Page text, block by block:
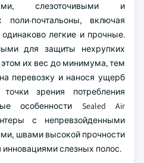
слезоточивыми и
почтальоны, включая
легкие и прочные.
для защиты нехрупких
их вес до минимума, тем
перевозку и нанося ущерб
зрения потребления
особенности Sealed Air
с непревзойденными
швами высокой прочности
слезных полос.